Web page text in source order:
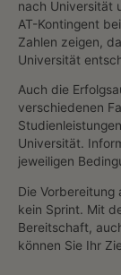
nach Universität
AT-Kontingent
Zahlen zeigen,
Universität
Auch die
verschiedenen
Universität.
jeweiligen
Die
kein Sprint. Mit
Bereitschaft,
können Sie Ihr